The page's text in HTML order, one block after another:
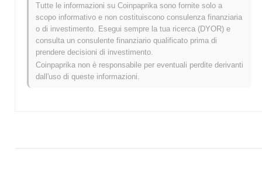
Ethereum New è attualmente scambiato~0.00%al di sotto del
suo ATH .
Come si sta comportando Ethereum New rispetto
al mercato crypto più ampio?
Negli ultimi 7 giorni, Ethereum New ha guadagnato
superando il mercato crypto complessivo che ha registrato un
Tutte le informazioni su Coinpaprika sono fornite solo a
scopo informativo e non costituiscono consulenza finanziaria
o di investimento. Esegui sempre la tua ricerca (DYOR) e
consulta un consulente finanziario qualificato prima di
prendere decisioni di investimento.
Coinpaprika non è responsabile per eventuali perdite derivanti
dall'uso di queste informazioni.